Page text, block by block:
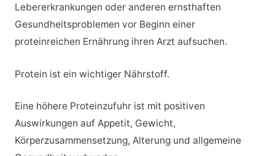
Lebererkrankungen oder anderen ernsthaften
Gesundheitsproblemen vor Beginn einer
proteinreichen Ernährung ihren Arzt aufsuchen.
Protein ist ein wichtiger Nährstoff.
Eine höhere Proteinzufuhr ist mit positiven
Auswirkungen auf Appetit, Gewicht,
Körperzusammensetzung, Alterung und allgemeine